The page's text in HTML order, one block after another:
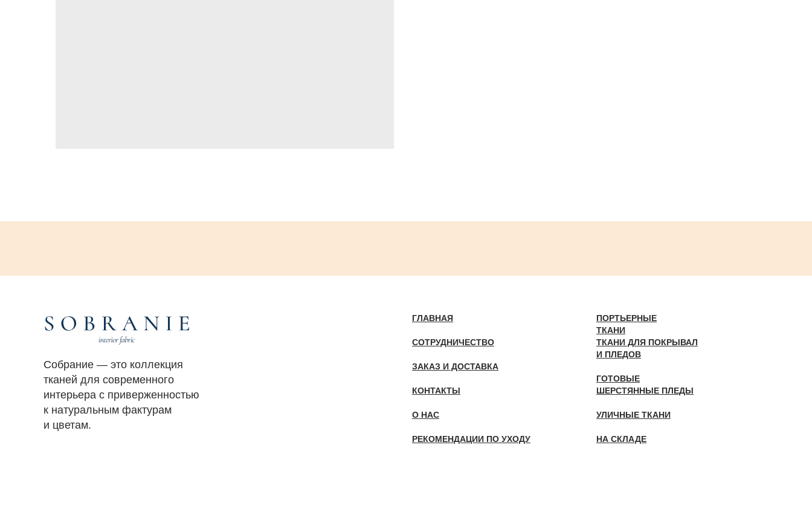
Собрание — это коллекция
тканей для современного
интерьера с приверженностью
к натуральным фактурам
и цветам.
ГЛАВНАЯ
СОТРУДНИЧЕСТВО
ЗАКАЗ И ДОСТАВКА
КОНТАКТЫ
О НАС
ПОРТЬЕРНЫЕ
ТКАНИ
ТКАНИ ДЛЯ ПОКРЫВАЛ
И ПЛЕДОВ
ГОТОВЫЕ
ШЕРСТЯННЫЕ ПЛЕДЫ
УЛИЧНЫЕ ТКАНИ
НА СКЛАДЕ
РЕКОМЕНДАЦИИ ПО УХОДУ